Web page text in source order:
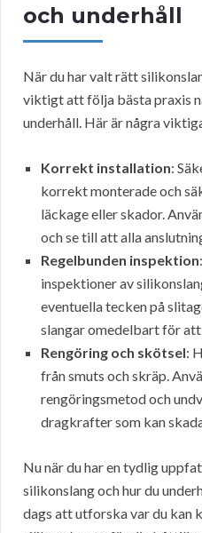
och underhåll
När du har valt rätt
viktigt att följa bästa praxis
underhåll. Här är några
Korrekt installation:
korrekt monterade och
läckage eller skador.
och se till att alla
Regelbunden inspektion
inspektioner av
eventuella tecken på
slangar omedelbart för
Rengöring och skötsel:
från smuts och skräp.
rengöringsmetod och
dragkrafter som kan
Nu när du har en tydlig
silikonslang och hur du
dags att utforska var du kan